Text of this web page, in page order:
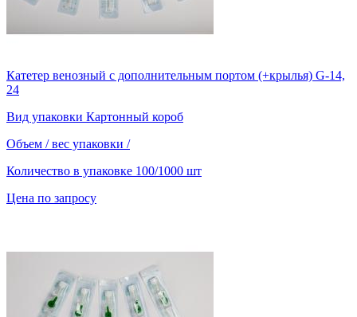
Катетер венозный с дополнительным портом (+крылья) G-14,
24
Вид упаковки Картонный короб
Объем / вес упаковки /
Количество в упаковке 100/1000 шт
Цена по запросу